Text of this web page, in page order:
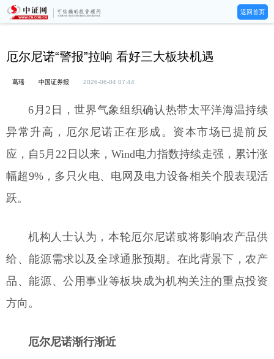
返回首页
厄尔尼诺“警报”拉响 看好三大板块机遇
葛瑶 中国证券报 2026-06-04 07:44
6月2日，世界气象组织确认热带太平洋海温持续
异常升高，厄尔尼诺正在形成。资本市场已提前反
应，自5月22日以来，Wind电力指数持续走强，累计涨
幅超9%，多只火电、电网及电力设备相关个股表现活
跃。
机构人士认为，本轮厄尔尼诺或将影响农产品供
给、能源需求以及全球通胀预期。在此背景下，农产
品、能源、公用事业等板块成为机构关注的重点投资
方向。
厄尔尼诺渐行渐近